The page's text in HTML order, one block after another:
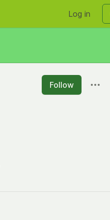
Log in
Follow